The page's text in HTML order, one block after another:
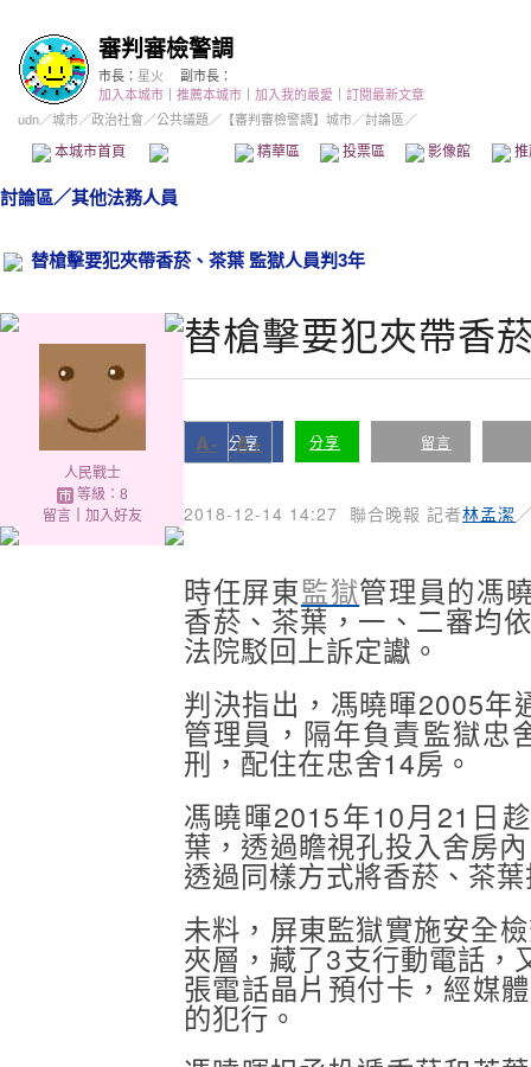
審判審檢警調
市長： 星火
副市長：
加入本城市
推薦本城市 加入我的最愛
訂閱最新文章
udn／城市／政治社會 ／公共議題 ／ 【審判審檢警調】城市／討論區／
本城市首頁 精華區 投票區 影像館
討論區／其他法務人員
替槍擊要犯夾帶香菸、茶葉 監獄人員判3年
人民戰士
等級：8
留言｜ 加入好友
替槍擊要犯夾帶香
分享 分享 留言
A- A+
2018-12-14 14:27 聯合晚報 記者林孟潔
時任屏東監獄管理員的馮
香菸、茶葉，一、二審均
法院駁回上訴定讞。
判決指出，馮曉暉2005年
管理員，隔年負責監獄忠
刑，配住在忠舍14房。
馮曉暉2015年10月21日
葉，透過瞻視孔投入舍房
透過同樣方式將香菸、茶
未料，屏東監獄實施安全
夾層，藏了3支行動電話，
張電話晶片預付卡，經媒
的犯行。